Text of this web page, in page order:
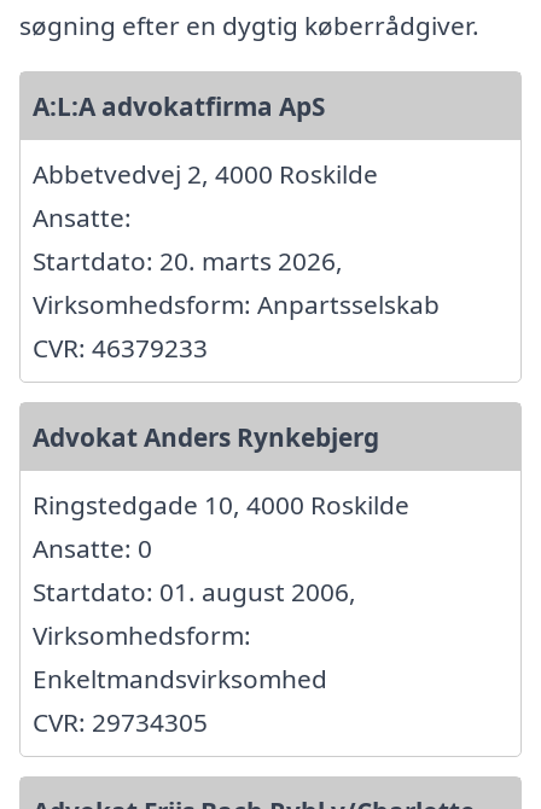
søgning efter en dygtig køberrådgiver.
A:L:A advokatfirma ApS
Abbetvedvej 2, 4000 Roskilde
Ansatte:
Startdato: 20. marts 2026,
Virksomhedsform: Anpartsselskab
CVR: 46379233
Advokat Anders Rynkebjerg
Ringstedgade 10, 4000 Roskilde
Ansatte: 0
Startdato: 01. august 2006,
Virksomhedsform:
Enkeltmandsvirksomhed
CVR: 29734305